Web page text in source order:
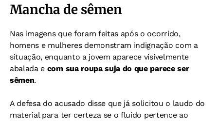
Mancha de sêmen
Nas imagens que foram feitas após o ocorrido,
homens e mulheres demonstram indignação com a
situação, enquanto a jovem aparece visivelmente
abalada e com sua roupa suja do que parece ser
sêmen.
A defesa do acusado disse que já solicitou o laudo do
material para ter certeza se o fluído pertence ao